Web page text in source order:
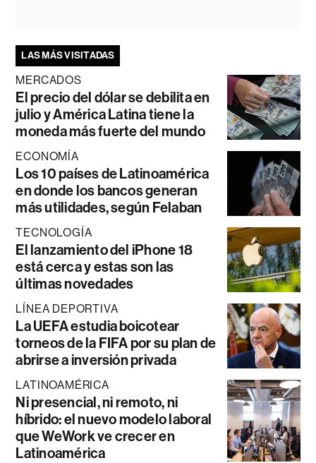
LAS MÁS VISITADAS
MERCADOS
El precio del dólar se debilita en
julio y América Latina tiene la
moneda más fuerte del mundo
ECONOMÍA
Los 10 países de Latinoamérica
en donde los bancos generan
más utilidades, según Felaban
TECNOLOGÍA
El lanzamiento del iPhone 18
está cerca y estas son las
últimas novedades
LÍNEA DEPORTIVA
La UEFA estudia boicotear
torneos de la FIFA por su plan de
abrirse a inversión privada
LATINOAMÉRICA
Ni presencial, ni remoto, ni
híbrido: el nuevo modelo laboral
que WeWork ve crecer en
Latinoamérica